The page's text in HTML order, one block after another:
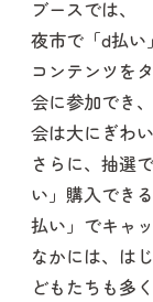
ブースでは、
夜市で「d払
コンテンツを
会に参加でき
会は大にぎわい
さらに、抽選
い」購入でき
払い」でキャ
なかには、は
どもたちも多